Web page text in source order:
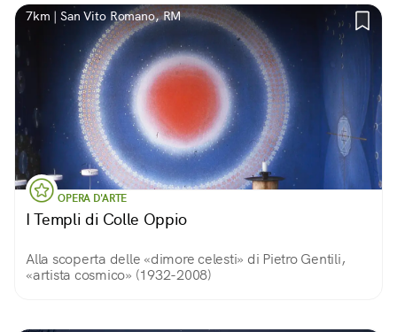
7km | San Vito Romano, RM
OPERA D'ARTE
I Templi di Colle Oppio
Alla scoperta delle «dimore celesti» di Pietro Gentili,
«artista cosmico» (1932-2008)